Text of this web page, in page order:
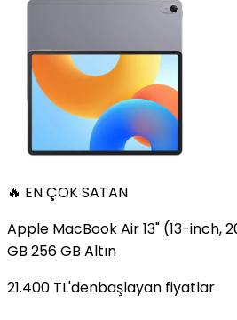
🔥 EN ÇOK SATAN
Apple MacBook Air 13" (13-inch,
GB 256 GB Altın
21.400 TL'denbaşlayan fiyatlar